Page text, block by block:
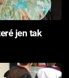
jen tak